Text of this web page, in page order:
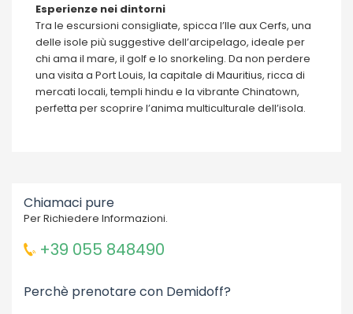
Esperienze nei dintorni
Tra le escursioni consigliate, spicca l’Ile aux Cerfs, una
delle isole più suggestive dell’arcipelago, ideale per
chi ama il mare, il golf e lo snorkeling. Da non perdere
una visita a Port Louis, la capitale di Mauritius, ricca di
mercati locali, templi hindu e la vibrante Chinatown,
perfetta per scoprire l’anima multiculturale dell’isola.
Chiamaci pure
Per Richiedere Informazioni.
+39 055 848490
Perchè prenotare con Demidoff?